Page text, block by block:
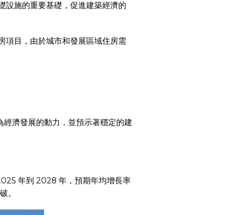
設施的重要基礎，促進建築經濟的
項目，由於城市和發展區域住房需
濟發展的動力，並預示著穩定的建
年到 2028 年，預期年均增長率
。